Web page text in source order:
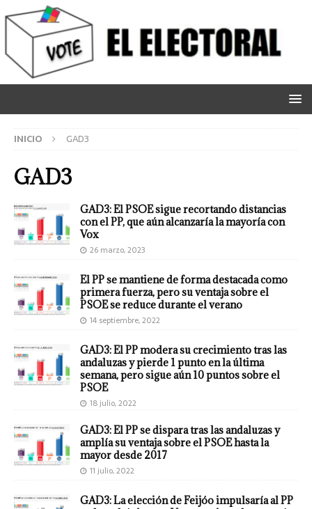
INICIO GAD3
GAD3
GAD3: El PSOE sigue recortando distancias
con el PP, que aún alcanzaría la mayoría con
Vox
26 marzo, 2023
El PP se mantiene de forma destacada como
primera fuerza, pero su ventaja sobre el
PSOE se reduce durante el verano
14 septiembre, 2022
GAD3: El PP modera su crecimiento tras las
andaluzas y pierde 1 punto en la última
semana, pero sigue aún 10 puntos sobre el
PSOE
18 julio, 2022
GAD3: El PP se dispara tras las andaluzas y
amplía su ventaja sobre el PSOE hasta la
mayor desde 2017
11 julio, 2022
GAD3: La elección de Feijóo impulsaría al PP